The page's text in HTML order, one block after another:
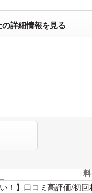
詳細情報を見る
！】口コミ高評価/初